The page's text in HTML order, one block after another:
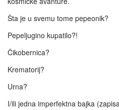
Šta je u svemu tome pepeonik?
Pepeljugino kupatilo?!
Čikobernica?
Krematorij?
Urna?
I/ili jedna imperfektna bajka